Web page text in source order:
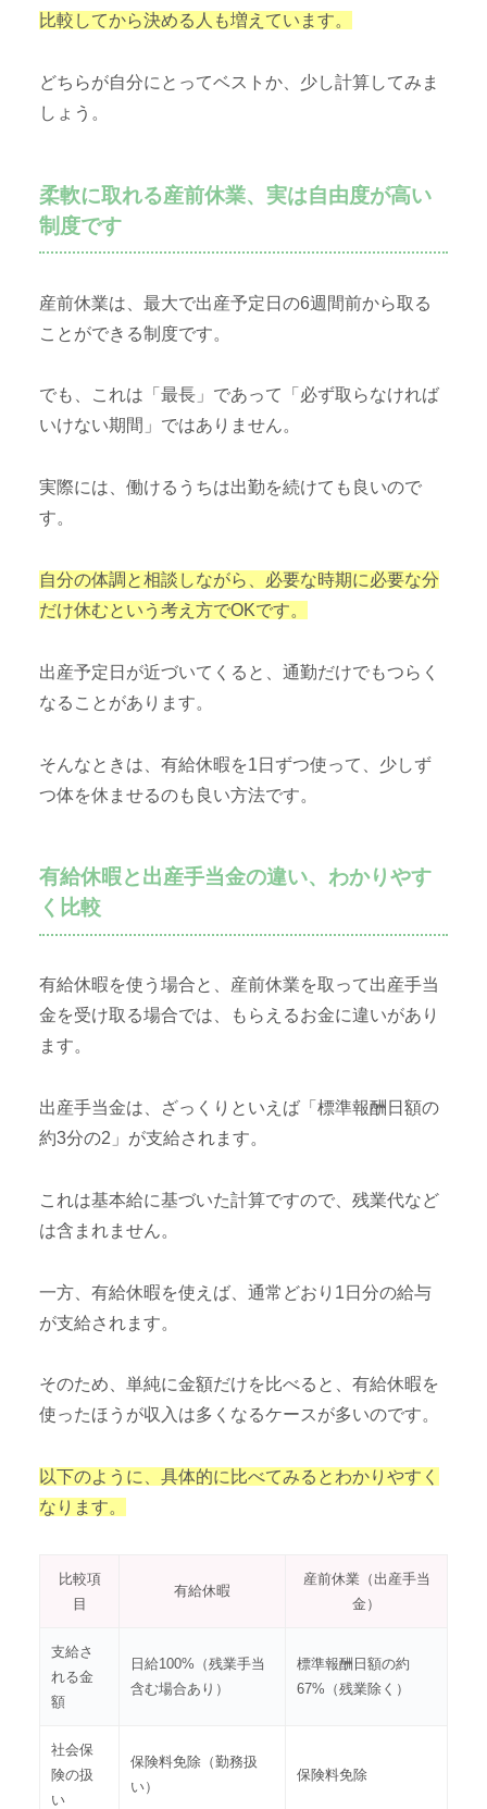
比較してから決める人も増えています。
どちらが自分にとってベストか、少し計算してみま
しょう。
柔軟に取れる産前休業、実は自由度が高い
制度です
産前休業は、最大で出産予定日の6週間前から取る
ことができる制度です。
でも、これは「最長」であって「必ず取らなければ
いけない期間」ではありません。
実際には、働けるうちは出勤を続けても良いので
す。
自分の体調と相談しながら、必要な時期に必要な分
だけ休むという考え方でOKです。
出産予定日が近づいてくると、通勤だけでもつらく
なることがあります。
そんなときは、有給休暇を1日ずつ使って、少しず
つ体を休ませるのも良い方法です。
有給休暇と出産手当金の違い、わかりやす
く比較
有給休暇を使う場合と、産前休業を取って出産手当
金を受け取る場合では、もらえるお金に違いがあり
ます。
出産手当金は、ざっくりといえば「標準報酬日額の
約3分の2」が支給されます。
これは基本給に基づいた計算ですので、残業代など
は含まれません。
一方、有給休暇を使えば、通常どおり1日分の給与
が支給されます。
そのため、単純に金額だけを比べると、有給休暇を
使ったほうが収入は多くなるケースが多いのです。
以下のように、具体的に比べてみるとわかりやすく
なります。
比較項
目
有給休暇
産前休業（出産手当
金）
支給さ
れる金
額
日給100%（残業手当
含む場合あり）
標準報酬日額の約
67%（残業除く）
社会保
険の扱
い
保険料免除（勤務扱
い）
保険料免除